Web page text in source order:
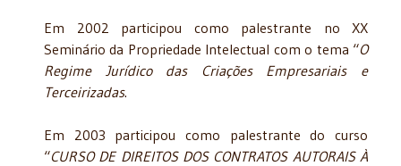
Em 2002 participou como palestrante no XX
Seminário da Propriedade Intelectual com o tema “O
Regime Jurídico das Criações Empresariais e
Terceirizadas.
Em 2003 participou como palestrante do curso
“CURSO DE DIREITOS DOS CONTRATOS AUTORAIS À